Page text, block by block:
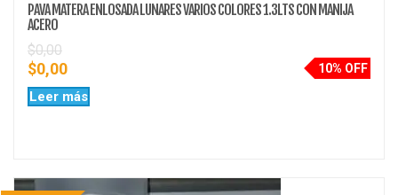
PAVA MATERA ENLOSADA LUNARES VARIOS COLORES 1.3LTS CON MANIJA
ACERO
10% OFF
$0,00
$0,00
Leer más